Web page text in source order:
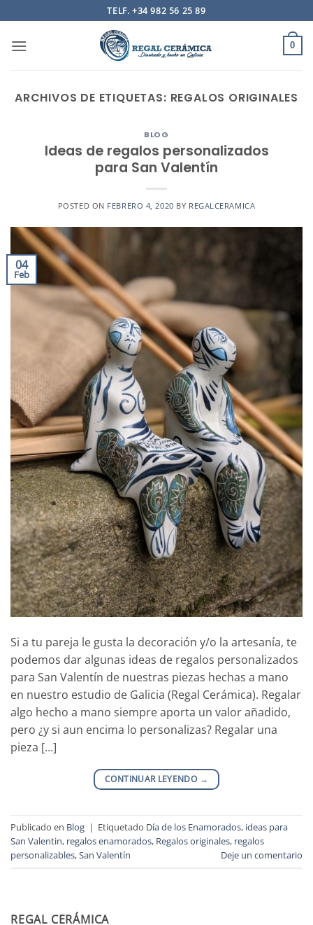
al
contenido
TELF. +34 982 56 25 89
0
ARCHIVOS DE ETIQUETAS: REGALOS ORIGINALES
BLOG
Ideas de regalos personalizados
para San Valentín
POSTED ON FEBRERO 4, 2020 BY REGALCERAMICA
04
Feb
Si a tu pareja le gusta la decoración y/o la artesanía, te
podemos dar algunas ideas de regalos personalizados
para San Valentín de nuestras piezas hechas a mano
en nuestro estudio de Galicia (Regal Cerámica). Regalar
algo hecho a mano siempre aporta un valor añadido,
pero ¿y si aun encima lo personalizas? Regalar una
pieza […]
CONTINUAR LEYENDO →
Publicado en Blog | Etiquetado Día de los Enamorados, ideas para
San Valentin, regalos enamorados, Regalos originales, regalos
personalizables,San Valentín Deje un comentario
REGAL CERÁMICA